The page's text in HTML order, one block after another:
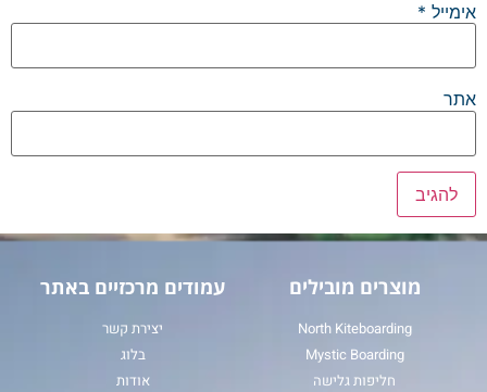
אימייל *
אתר
מוצרים מובילים
North Kiteboarding
Mystic Boarding
חליפות גלישה
עמודים מרכזיים באתר
יצירת קשר
בלוג
אודות